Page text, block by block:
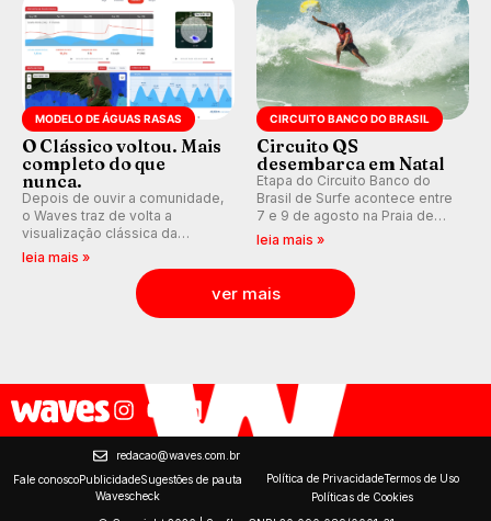
MODELO DE ÁGUAS RASAS
O Clássico voltou. Mais
completo do que
nunca.
Depois de ouvir a comunidade,
o Waves traz de volta a
visualização clássica da
previsão de águas rasas,
agora integrada à nova
plataforma e com previsão das
ondas para até 16 dias.
leia mais »
CIRCUITO BANCO DO BRASIL
Circuito QS
desembarca em Natal
Etapa do Circuito Banco do
Brasil de Surfe acontece entre
7 e 9 de agosto na Praia de
Miami (RN), em disputas
(QS) 4.000 e pela corrida por
vagas no Challenger Series.
leia mais »
ver mais
redacao@waves.com.br
Fale conoscoPublicidadeSugestões de pauta
Wavescheck
Política de PrivacidadeTermos de Uso
Políticas de Cookies